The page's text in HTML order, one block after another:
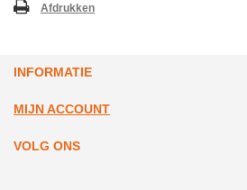
Afdrukken
INFORMATIE
MIJN ACCOUNT
VOLG ONS